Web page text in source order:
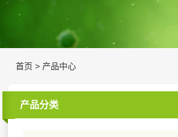
首页 > 产品中心
产品分类